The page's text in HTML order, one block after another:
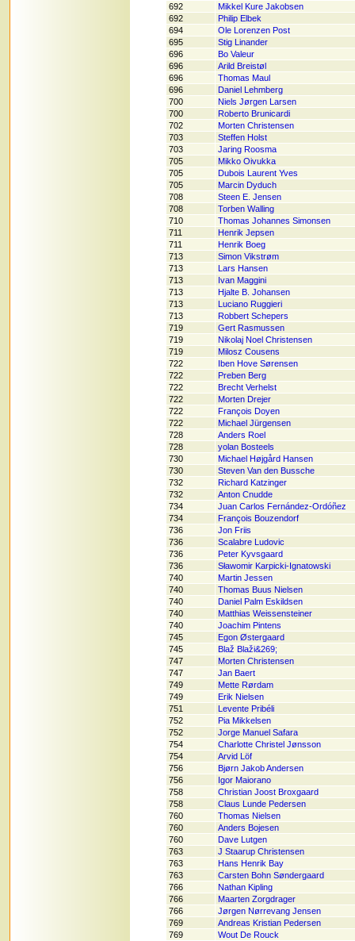
692
Mikkel Kure Jakobsen
692
Philip Elbek
694
Ole Lorenzen Post
695
Stig Linander
696
Bo Valeur
696
Arild Breistøl
696
Thomas Maul
696
Daniel Lehmberg
700
Niels Jørgen Larsen
700
Roberto Brunicardi
702
Morten Christensen
703
Steffen Holst
703
Jaring Roosma
705
Mikko Oivukka
705
Dubois Laurent Yves
705
Marcin Dyduch
708
Steen E. Jensen
708
Torben Walling
710
Thomas Johannes Simonsen
711
Henrik Jepsen
711
Henrik Boeg
713
Simon Vikstrøm
713
Lars Hansen
713
Ivan Maggini
713
Hjalte B. Johansen
713
Luciano Ruggieri
713
Robbert Schepers
719
Gert Rasmussen
719
Nikolaj Noel Christensen
719
Milosz Cousens
722
Iben Hove Sørensen
722
Preben Berg
722
Brecht Verhelst
722
Morten Drejer
722
François Doyen
722
Michael Jürgensen
728
Anders Roel
728
yolan Bosteels
730
Michael Højgård Hansen
730
Steven Van den Bussche
732
Richard Katzinger
732
Anton Cnudde
734
Juan Carlos Fernández-Ordóñez
734
François Bouzendorf
736
Jon Friis
736
Scalabre Ludovic
736
Peter Kyvsgaard
736
Sławomir Karpicki-Ignatowski
740
Martin Jessen
740
Thomas Buus Nielsen
740
Daniel Palm Eskildsen
740
Matthias Weissensteiner
740
Joachim Pintens
745
Egon Østergaard
745
Blaž Blaži&269;
747
Morten Christensen
747
Jan Baert
749
Mette Rørdam
749
Erik Nielsen
751
Levente Pribéli
752
Pia Mikkelsen
752
Jorge Manuel Safara
754
Charlotte Christel Jønsson
754
Arvid Löf
756
Bjørn Jakob Andersen
756
Igor Maiorano
758
Christian Joost Broxgaard
758
Claus Lunde Pedersen
760
Thomas Nielsen
760
Anders Bojesen
760
Dave Lutgen
763
J Staarup Christensen
763
Hans Henrik Bay
763
Carsten Bohn Søndergaard
766
Nathan Kipling
766
Maarten Zorgdrager
766
Jørgen Nørrevang Jensen
769
Andreas Kristian Pedersen
769
Wout De Rouck